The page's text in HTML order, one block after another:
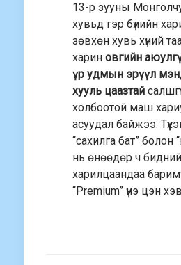
13-р зууны
хувьд гэр бүлийн
зөвхөн хувь хүний
харин овгийн
үр удмын эрүүл
хууль цаазтай
холбоотой маш
асуудал байжээ.
“сахилга бат” болон
нь өнөөдөр ч бидний
харилцаандаа
“Premium” үнэ цэн